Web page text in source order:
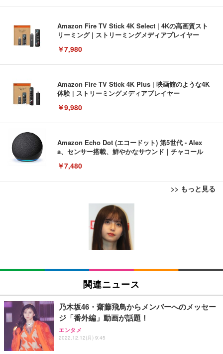
Amazon Fire TV Stick 4K Select | 4Kの高画質スト
リーミング | ストリーミングメディアプレイヤー
￥7,980
Amazon Fire TV Stick 4K Plus | 映画館のような4K
体験 | ストリーミングメディアプレイヤー
￥9,980
Amazon Echo Dot (エコードット) 第5世代 - Alex
a、センサー搭載、鮮やかなサウンド｜チャコール
￥7,480
>> もっと見る
[EdoErgo] オフィスチェア 椅子 テレワーク 疲れな
い 跳ね上げ式アームレスト コンパクト 約105度ロッ
キング pc 事務椅子 360度回転 座面昇降 強化ナイロ
ン樹脂ベース 通気性メッシュ 在宅ワーク H-WY01
(黒網+黒枠+黒足)
SIHOO B100 オフィスチェア／デスクチェア メッシ
ュチェア 人間工学 疲れない ブラック
￥27,999
Sezlife オフィスチェア デスクチェア 疲れない テレ
ワーク チェア 強化バックレスト 30度ロッキング機
能 人間工学 椅子 腰サポート 90度跳ね上げ式アーム
EIZO ビジネス向けプレミアムモニター | FlexScan
EV3240X-WT | 31.5型4K UHD・USB Type-C・ホワ
EIZO ビジネス向けプレミアムモニター | FlexScan
￥109,572
【純正品】27"ゲーミングモニター DualSense 充電
フック付き（CFI-ZDM1J）
Amazonベーシック ペットシーツ 薄型 レギュラー 1
回使い捨て 無香料 ホワイト 300枚
Amazonベーシック ペットシーツ 厚型 ワイド 42枚
x2袋(84枚) ホワイト(吸収面:ライトブルー)
￥3,234
ネオ・ルーライフ ネオ・オムツ L 中型犬用 26枚入
り 単品
関連ニュース
乃木坂46・齋藤飛鳥からメンバーへのメッセー
ジ「番外編」動画が話題！
エンタメ
2022.12.12(月) 9:45